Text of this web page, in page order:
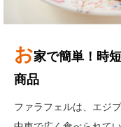
お家で簡単！時
商品
ファラフェルは、エジ